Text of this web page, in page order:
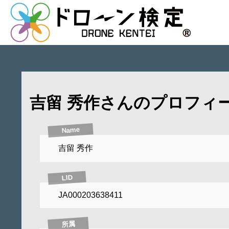
吉留 秀作さんのプロフィ
Name
吉留 秀作
LID
JA000203638411
所属